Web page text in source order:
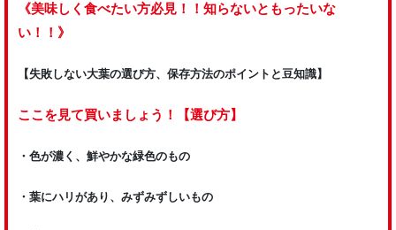
《美味しく食べたい方必見！！知らないともったいな
い！！》
【失敗しない大葉の選び方、保存方法のポイントと豆知識】
ここを見て買いましょう！【選び方】
・色が濃く、鮮やかな緑色のもの
・葉にハリがあり、みずみずしいもの